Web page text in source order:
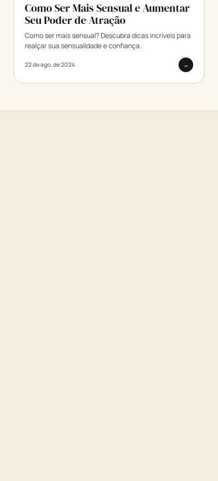
Como Ser Mais Sensual e Aumentar
Seu Poder de Atração
Como ser mais sensual? Descubra dicas incríveis para
realçar sua sensualidade e confiança.
22 de ago. de 2024 →